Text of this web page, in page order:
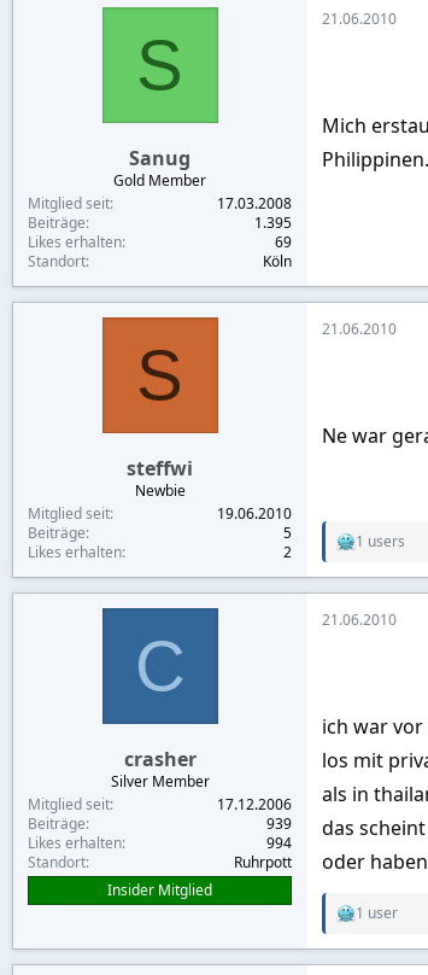
t
:
S
Sanug
Gold Member
Mitglied seit
17.03.2008
Beiträge
1.395
Likes erhalten
69
Standort
Köln
21.06.2010
Mich
S
steffwi
Newbie
Mitglied seit
19.06.2010
Beiträge
5
Likes erhalten
2
21.06.2010
Ne war
R
t
:
1 users
C
crasher
Silver Member
Mitglied seit
17.12.2006
Beiträge
939
Likes erhalten
994
Standort
Ruhrpott
Insider Mitglied
21.06.2010
ich war
los mit
als in
das
oder
R
1 user